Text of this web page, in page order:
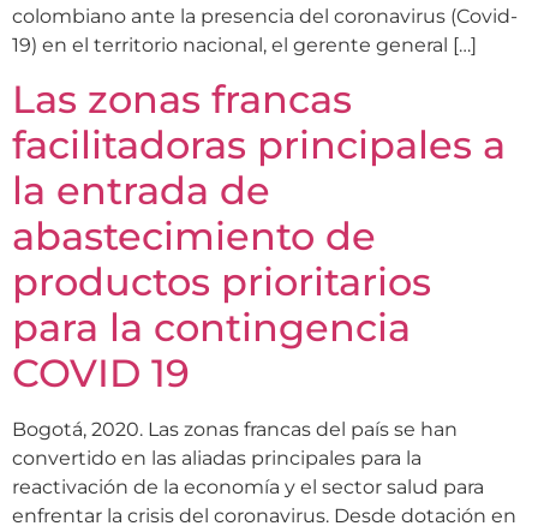
colombiano ante la presencia del coronavirus (Covid-
19) en el territorio nacional, el gerente general […]
Las zonas francas
facilitadoras principales a
la entrada de
abastecimiento de
productos prioritarios
para la contingencia
COVID 19
Bogotá, 2020. Las zonas francas del país se han
convertido en las aliadas principales para la
reactivación de la economía y el sector salud para
enfrentar la crisis del coronavirus. Desde dotación en